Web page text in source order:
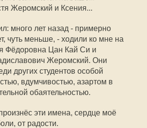
Жеромский и Ксения...
много лет назад - примерно
чуть меньше, - ходили ко мне на
Фёдоровна Цан Кай Си и
Жеромский. Они
других студентов особой
вдумчивостью, азартом в
обаятельностью.
эти имена, сердце моё
от радости.